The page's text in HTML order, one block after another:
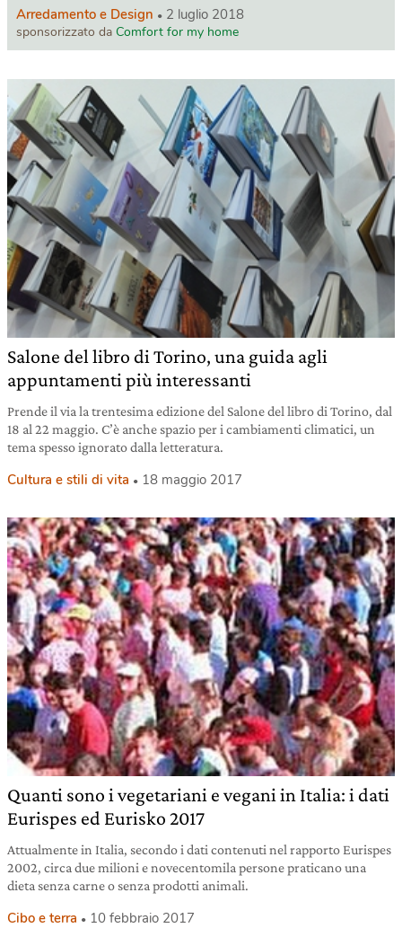
Arredamento e Design 2 luglio 2018
sponsorizzato da Comfort for my home
Salone del libro di Torino, una guida agli
appuntamenti più interessanti
Prende il via la trentesima edizione del Salone del libro di Torino, dal
18 al 22 maggio. C’è anche spazio per i cambiamenti climatici, un
tema spesso ignorato dalla letteratura.
Cultura e stili di vita 18 maggio 2017
Quanti sono i vegetariani e vegani in Italia: i dati
Eurispes ed Eurisko 2017
Attualmente in Italia, secondo i dati contenuti nel rapporto Eurispes
2002, circa due milioni e novecentomila persone praticano una
dieta senza carne o senza prodotti animali.
Cibo e terra 10 febbraio 2017